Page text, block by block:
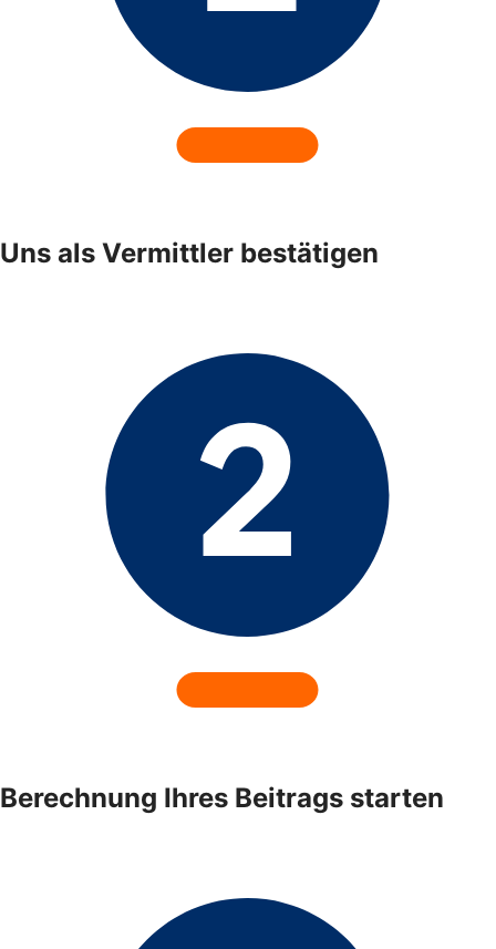
Uns als Vermittler bestätigen
Berechnung Ihres Beitrags starten